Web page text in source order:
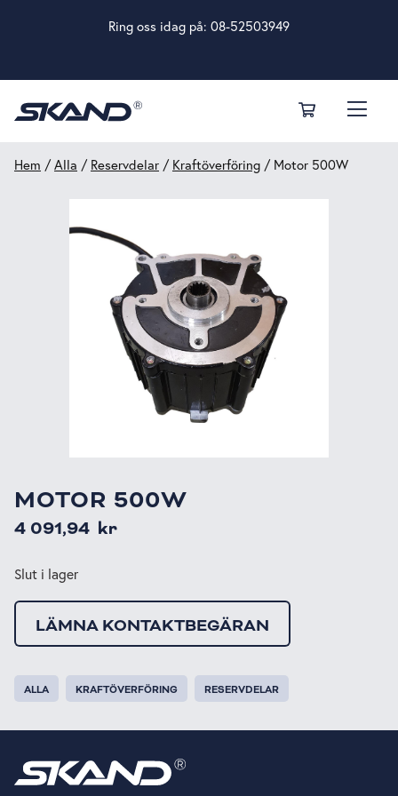
Ring oss idag på: 08-52503949
Hem /Alla / Reservdelar / Kraftöverföring / Motor 500W
MOTOR 500W
4 091,94 kr
Slut i lager
LÄMNA KONTAKTBEGÄRAN
ALLA KRAFTÖVERFÖRING RESERVDELAR